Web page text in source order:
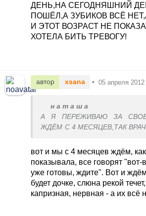
ДЕНЬ,НА СЕГОДНЯШНИЙ
ПОШЁЛ,А ЗУБИКОВ ВСЁ
И ЭТОТ ВОЗРАСТ НЕ
ХОТЕЛА БИТЬ ТРЕВОГУ!
автор xsana • 05 апреля 2012
н а т а ш а
А Я ПЕРЕЖИВАЮ ЗА
ЖДЁМ С 4 МЕСЯЦЕВ,ТАК
СЕГОДНЯШНИЙ ДЕНЬ
ЗУБИКОВ ВСЁ НЕТ,А
ВОЗРАСТ НЕ
БИТЬ ТРЕВОГУ!
вот и мы с 4 месяцев ждём,
показывала, все говорят "вот-
уже готовы, ждите". Вот и
будет дочке, слюна рекой
капризная, нервная - а их всё